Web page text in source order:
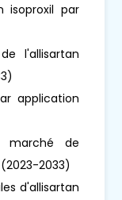
isoproxil par
l'allisartan
application
marché de
2033)
d'allisartan